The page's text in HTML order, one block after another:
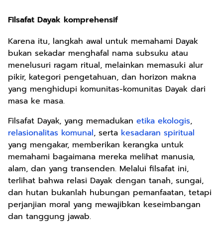
Filsafat Dayak komprehensif
Karena itu, langkah awal untuk memahami Dayak
bukan sekadar menghafal nama subsuku atau
menelusuri ragam ritual, melainkan memasuki alur
pikir, kategori pengetahuan, dan horizon makna
yang menghidupi komunitas-komunitas Dayak dari
masa ke masa.
Filsafat Dayak, yang memadukan etika ekologis,
relasionalitas komunal, serta kesadaran spiritual
yang mengakar, memberikan kerangka untuk
memahami bagaimana mereka melihat manusia,
alam, dan yang transenden. Melalui filsafat ini,
terlihat bahwa relasi Dayak dengan tanah, sungai,
dan hutan bukanlah hubungan pemanfaatan, tetapi
perjanjian moral yang mewajibkan keseimbangan
dan tanggung jawab.